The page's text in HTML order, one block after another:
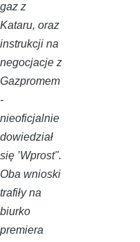
gaz z
Kataru, oraz
instrukcji na
negocjacje z
Gazpromem
-
nieoficjalnie
dowiedział
się ’Wprost".
Oba wnioski
trafiły na
biurko
premiera